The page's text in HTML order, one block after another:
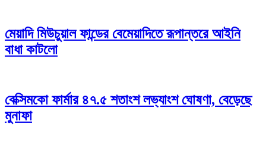
মেয়াদি মিউচুয়াল ফান্ডের বেমেয়াদিতে রূপান্তরে আইনি
বাধা কাটলো
বেক্সিমকো ফার্মার ৪৭.৫ শতাংশ লভ্যাংশ ঘোষণা, বেড়েছে
মুনাফা